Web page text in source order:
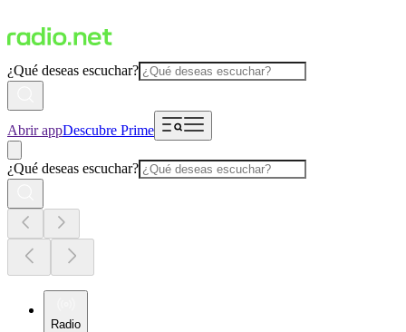
¿Qué deseas escuchar?
Abrir appDescubre Prime
¿Qué deseas escuchar?
Radio